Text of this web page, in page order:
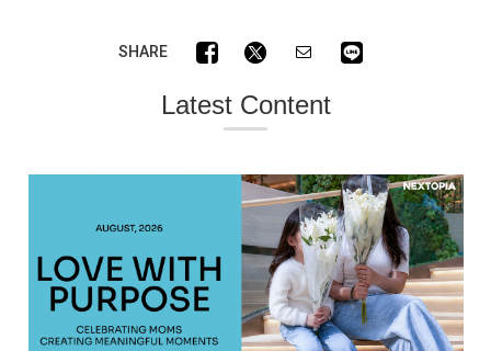
SHARE
Latest Content